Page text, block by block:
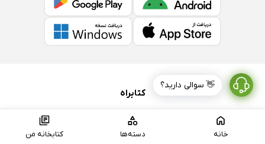
خانه دسته‌ها کتابخانه من
👋 سوالی دارید؟
کتابراه
درباره کتابراه
شرایط استفاده